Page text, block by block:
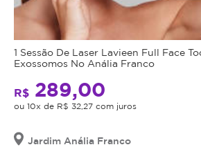
1 Sessão De Laser Lavieen Full Face
Exossomos No Anália Franco
R$ 289,00
ou 10x de R$ 32,27 com juros
Jardim Anália Franco